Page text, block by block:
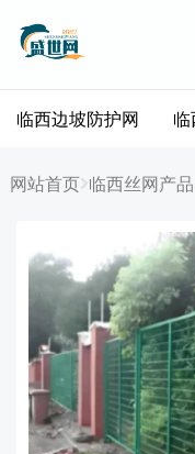
临西边坡防护网 临
网站首页 临西丝网产品